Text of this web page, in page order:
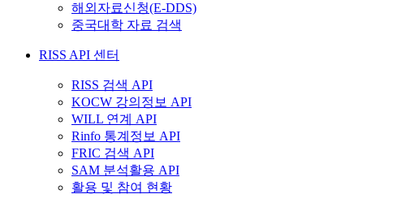
해외자료신청(E-DDS)
중국대학 자료 검색
RISS API 센터
RISS 검색 API
KOCW 강의정보 API
WILL 연계 API
Rinfo 통계정보 API
FRIC 검색 API
SAM 분석활용 API
활용 및 참여 현황